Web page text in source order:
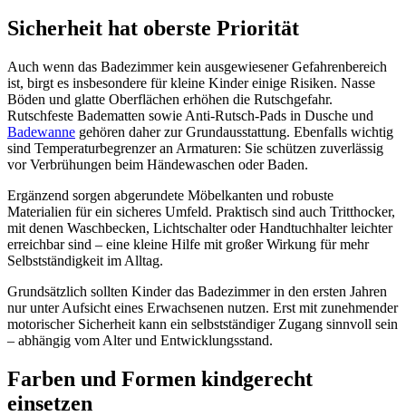
Sicherheit hat oberste Priorität
Auch wenn das Badezimmer kein ausgewiesener Gefahrenbereich
ist, birgt es insbesondere für kleine Kinder einige Risiken. Nasse
Böden und glatte Oberflächen erhöhen die Rutschgefahr.
Rutschfeste Badematten sowie Anti-Rutsch-Pads in Dusche und
Badewanne gehören daher zur Grundausstattung. Ebenfalls wichtig
sind Temperaturbegrenzer an Armaturen: Sie schützen zuverlässig
vor Verbrühungen beim Händewaschen oder Baden.
Ergänzend sorgen abgerundete Möbelkanten und robuste
Materialien für ein sicheres Umfeld. Praktisch sind auch Tritthocker,
mit denen Waschbecken, Lichtschalter oder Handtuchhalter leichter
erreichbar sind – eine kleine Hilfe mit großer Wirkung für mehr
Selbstständigkeit im Alltag.
Grundsätzlich sollten Kinder das Badezimmer in den ersten Jahren
nur unter Aufsicht eines Erwachsenen nutzen. Erst mit zunehmender
motorischer Sicherheit kann ein selbstständiger Zugang sinnvoll sein
– abhängig vom Alter und Entwicklungsstand.
Farben und Formen kindgerecht
einsetzen